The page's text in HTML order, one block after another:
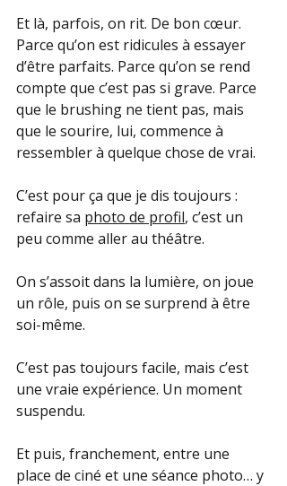
Et là, parfois, on rit. De bon cœur.
Parce qu’on est ridicules à essayer
d’être parfaits. Parce qu’on se rend
compte que c’est pas si grave. Parce
que le brushing ne tient pas, mais
que le sourire, lui, commence à
ressembler à quelque chose de vrai.
C’est pour ça que je dis toujours :
refaire sa photo de profil, c’est un
peu comme aller au théâtre.
On s’assoit dans la lumière, on joue
un rôle, puis on se surprend à être
soi-même.
C’est pas toujours facile, mais c’est
une vraie expérience. Un moment
suspendu.
Et puis, franchement, entre une
place de ciné et une séance photo… y